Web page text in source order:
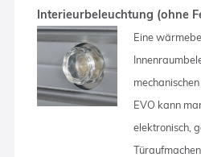
Interieurbeleuchtung (ohne
Eine
EVO kann
elektronisch,